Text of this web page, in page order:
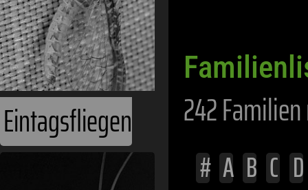
Eintagsfliegen 242
# A B C D